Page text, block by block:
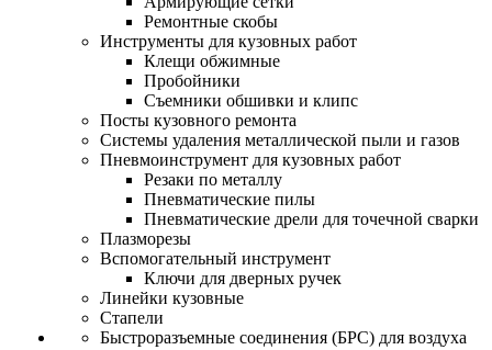
Ремонтные скобы
Инструменты для кузовных работ
Клещи обжимные
Пробойники
Съемники обшивки и клипс
Посты кузовного ремонта
Системы удаления металлической пыли и газов
Пневмоинструмент для кузовных работ
Резаки по металлу
Пневматические пилы
Пневматические дрели для точечной сварки
Плазморезы
Вспомогательный инструмент
Ключи для дверных ручек
Линейки кузовные
Стапели
Быстроразъемные соединения (БРС) для воздуха